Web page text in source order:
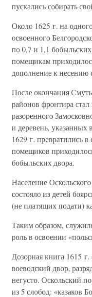
пускались собирать
Около 1625 г. на
освоенного
по 0,7 и 1,1
помещикам
дополнение к
После окончания
районов фронтира
разоренного
и деревень, указанных
1629 г. превратились
помещиков
бобыльских двора.
Население
состояло из детей
(не платящих подати)
Таким образом,
роль в освоении
Дозорная книга 1615
воеводский двор,
негусто. Оскольский
из 5 слобод: «казаков